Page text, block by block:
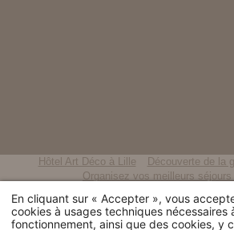
Hôtel Art Déco à Lille
Découverte de la
Organisez vos meilleurs séjours
Séjour pour les fêtes de fin d'année
Un hôtel
Un hôtel romantique en plein cœur de Lille
En cliquant sur « Accepter », vous
cookies à usages techniques nécessaires
fonctionnement, ainsi que des cookies, y